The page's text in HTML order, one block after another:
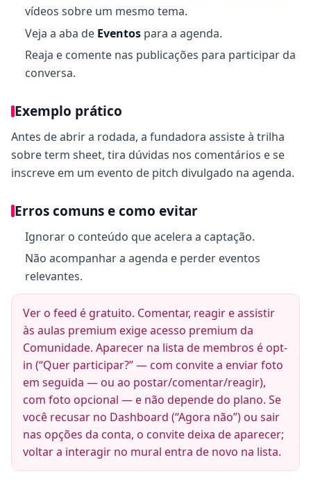
vídeos sobre um mesmo tema.
Veja a aba de Eventos para a agenda.
Reaja e comente nas publicações para participar da
conversa.
Exemplo prático
Antes de abrir a rodada, a fundadora assiste à trilha
sobre term sheet, tira dúvidas nos comentários e se
inscreve em um evento de pitch divulgado na agenda.
Erros comuns e como evitar
Ignorar o conteúdo que acelera a captação.
Não acompanhar a agenda e perder eventos
relevantes.
Ver o feed é gratuito. Comentar, reagir e assistir
às aulas premium exige acesso premium da
Comunidade. Aparecer na lista de membros é opt-
in (“Quer participar?” — com convite a enviar foto
em seguida — ou ao postar/comentar/reagir),
com foto opcional — e não depende do plano. Se
você recusar no Dashboard (“Agora não”) ou sair
nas opções da conta, o convite deixa de aparecer;
voltar a interagir no mural entra de novo na lista.